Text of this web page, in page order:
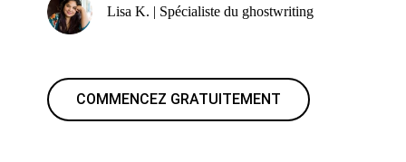
Lisa K. | Spécialiste du ghostwriting
COMMENCEZ GRATUITEMENT